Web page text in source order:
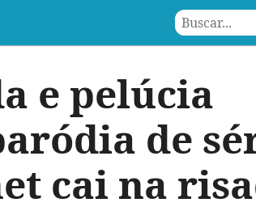
e pelúcia
de
cai na